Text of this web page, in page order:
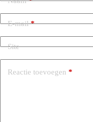
E-mail*
Site
Reactie toevoegen *